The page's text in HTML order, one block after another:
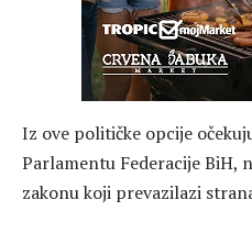
Iz ove političke opcije
Parlamentu Federacije BiH,
zakonu koji prevazilazi